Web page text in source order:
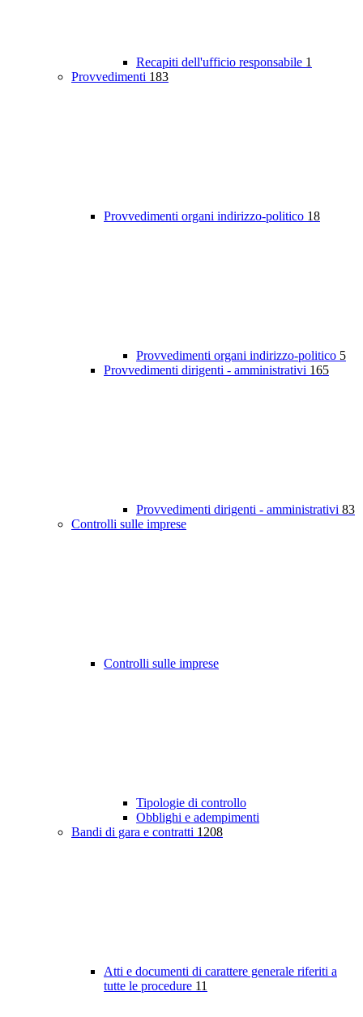
Recapiti dell'ufficio responsabile 1
Provvedimenti 183
Provvedimenti organi indirizzo-politico 18
Provvedimenti organi indirizzo-politico 5
Provvedimenti dirigenti - amministrativi 165
Provvedimenti dirigenti - amministrativi 83
Controlli sulle imprese
Controlli sulle imprese
Tipologie di controllo
Obblighi e adempimenti
Bandi di gara e contratti 1208
Atti e documenti di carattere generale riferiti a
tutte le procedure 11